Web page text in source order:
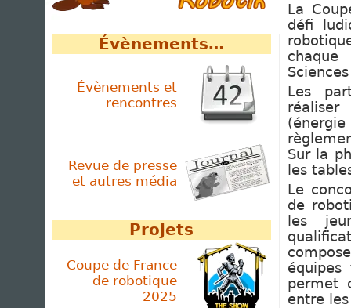
Évènements…
Évènements et
rencontres
Revue de presse
et autres média
Projets
Coupe de France
de robotique
2025
La
défi
chaque
Les
Sur la
les
Le
de
les
permet
entre